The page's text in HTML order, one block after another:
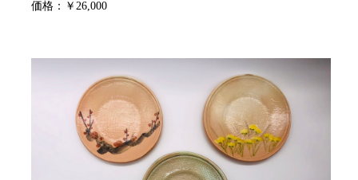
価格：￥26,000